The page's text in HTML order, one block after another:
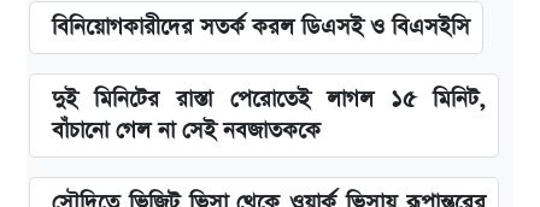
বিনিয়োগকারীদের সতর্ক করল ডিএসই ও বিএসইসি
দুই মিনিটের রাস্তা পেরোতেই লাগল ১৫ মিনিট,
বাঁচানো গেল না সেই নবজাতককে